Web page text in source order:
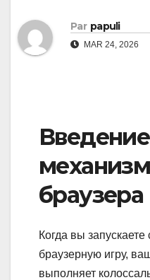
Par papuli
MAR 24, 2026
браузера
Когда вы
браузерную игру,
выполняет